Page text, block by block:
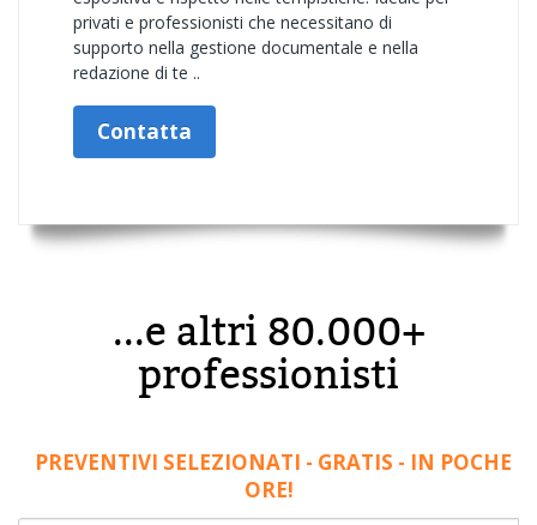
privati e professionisti che necessitano di
supporto nella gestione documentale e nella
redazione di te ..
Contatta
...e altri 80.000+
professionisti
PREVENTIVI SELEZIONATI - GRATIS - IN POCHE
ORE!